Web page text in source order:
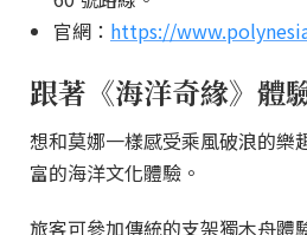
官網： https://
跟著《海洋奇緣》體
想和莫娜一樣感受乘風破浪的樂
富的海洋文化體驗。
旅客可參加傳統的支架獨木舟體